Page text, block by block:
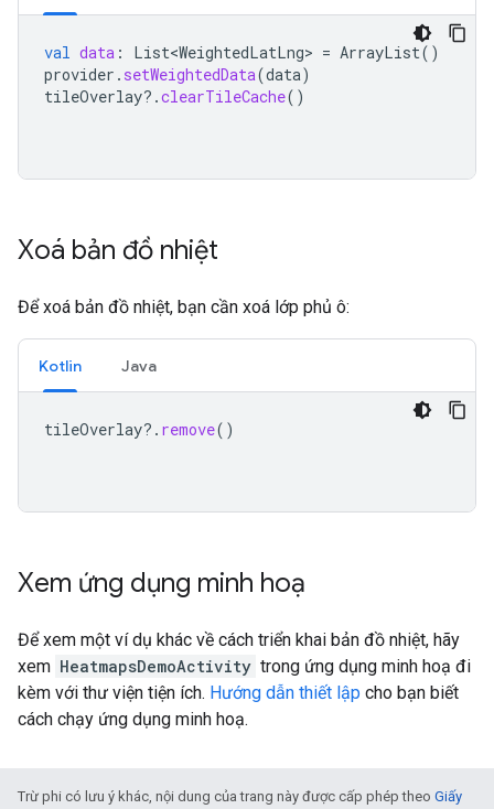
val data : List<WeightedLatLng> = ArrayList()
provider . setWeightedData(data)
tileOverlay?.clearTileCache()
Xoá bản đồ nhiệt
Để xoá bản đồ nhiệt, bạn cần xoá lớp phủ ô:
Kotlin Java
tileOverlay?. remove()
Xem ứng dụng minh hoạ
Để xem một ví dụ khác về cách triển khai bản đồ nhiệt, hãy
xem HeatmapsDemoActivity trong ứng dụng minh hoạ đi
kèm với thư viện tiện ích. Hướng dẫn thiết lập cho bạn biết
cách chạy ứng dụng minh hoạ.
Trừ phi có lưu ý khác, nội dung của trang này được cấp phép theo Giấy